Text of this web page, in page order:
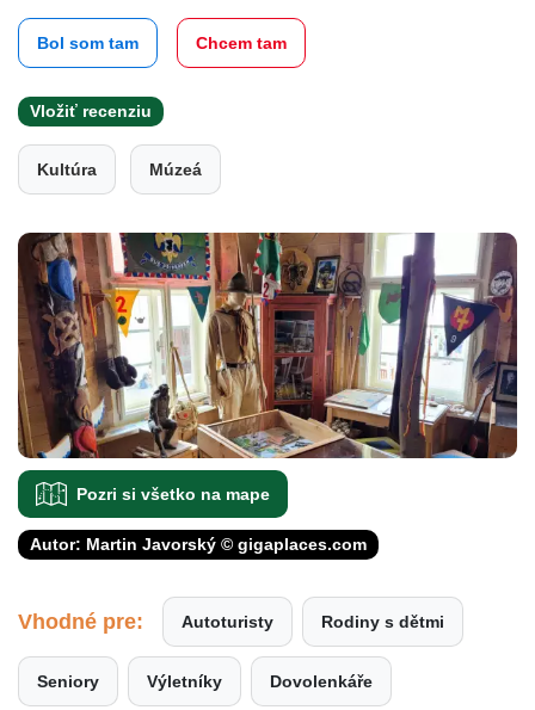
Bol som tam Chcem tam
Vložiť recenziu
Kultúra Múzeá
Pozri si všetko na mape
Autor: Martin Javorský © gigaplaces.com
Vhodné pre: Autoturisty Rodiny s dětmi
Seniory Výletníky Dovolenkáře